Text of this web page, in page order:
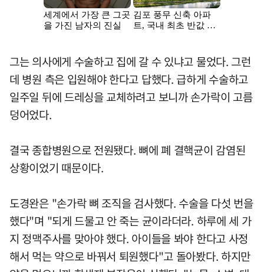
그는 의사에게 수술하고 집에 갈 수 있냐고 물었다. 그런
데 병원 측은 입원해야 한다고 답했다. 급하게 수술하고
일주일 뒤에 드레싱을 교체하려고 보니까 손가락이 고름
덩어었다.
결국 종합병원으로 전원됐다. 뼈에 폐 결핵균이 감염된
상황이었기 때문이다.
도경완은 "손가락 뼈 조직을 검사했다. 수술을 다섯 번을
했다"며 "되게 드물고 안 죽는 균이라더라. 하루에 세 가
지 정맥주사를 맞아야 했다. 아이들을 봐야 한다고 사정
해서 먹는 약으로 바꿔서 퇴원했다"고 돌아봤다. 하지만